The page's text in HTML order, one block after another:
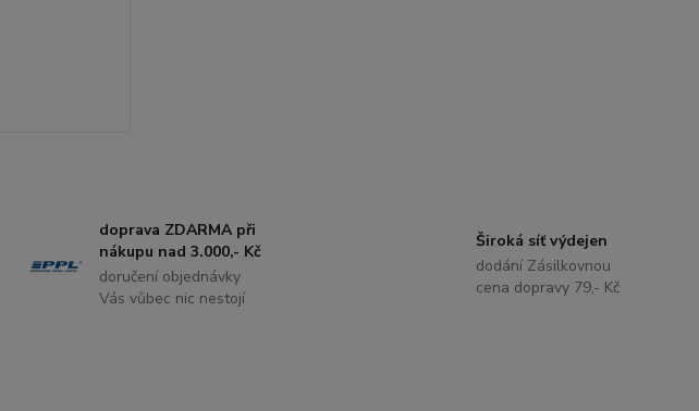
doprava ZDARMA při
nákupu nad 3.000,- Kč
doručení objednávky
Vás vůbec nic nestojí
Široká síť výdejen
dodání Zásilkovnou
cena dopravy 79,- Kč